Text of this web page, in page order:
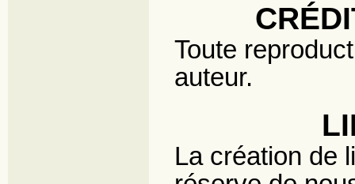
Toute
auteur.
La création de